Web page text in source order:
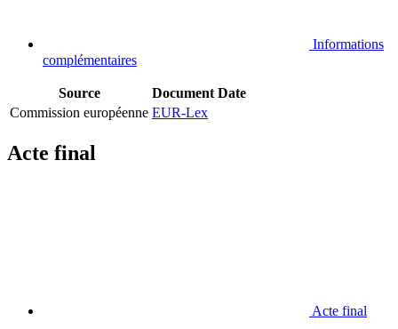
Informations
complémentaires
Source Document Date
Commission européenne EUR-Lex
Acte final
Acte final